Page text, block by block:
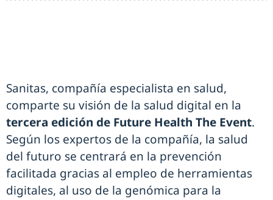
Sanitas, compañía especialista en salud,
comparte su visión de la salud digital en la
tercera edición de Future Health The Event.
Según los expertos de la compañía, la salud
del futuro se centrará en la prevención
facilitada gracias al empleo de herramientas
digitales, al uso de la genómica para la